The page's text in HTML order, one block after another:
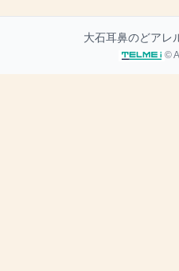
大石耳鼻のどアレ
©